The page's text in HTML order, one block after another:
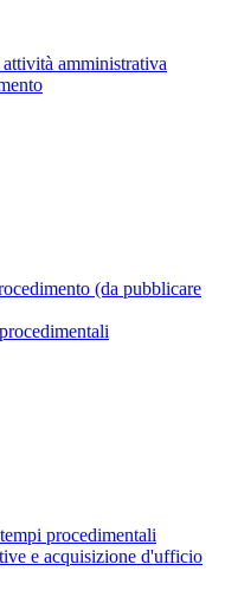
amministrativa
(da pubblicare
procedimentali
e acquisizione d'ufficio